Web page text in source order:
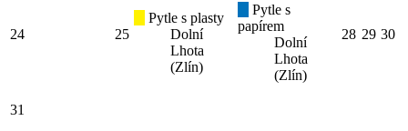
24 25
Pytle s plasty
Dolní
Lhota
(Zlín)
Pytle s
papírem
Dolní
Lhota
(Zlín)
28 29 30
31